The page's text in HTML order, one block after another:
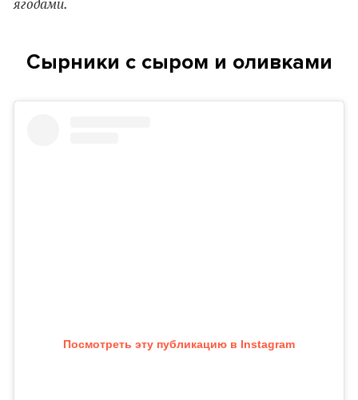
ягодами.
Сырники с сыром и оливками
Посмотреть эту публикацию в Instagram